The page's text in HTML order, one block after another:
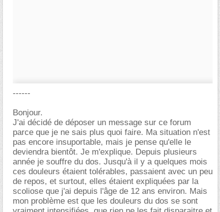
------
Bonjour.
J'ai décidé de déposer un message sur ce forum
parce que je ne sais plus quoi faire. Ma situation n'est
pas encore insuportable, mais je pense qu'elle le
deviendra bientôt. Je m'explique. Depuis plusieurs
année je souffre du dos. Jusqu'à il y a quelques mois
ces douleurs étaient tolérables, passaient avec un peu
de repos, et surtout, elles étaient expliquées par la
scoliose que j'ai depuis l'âge de 12 ans environ. Mais
mon problème est que les douleurs du dos se sont